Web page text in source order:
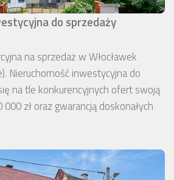
do sprzedaży
na sprzedaż w Włocławek
Nieruchomość inwestycyjna do
na tle konkurencyjnych ofert swoją
zł oraz gwarancją doskonałych